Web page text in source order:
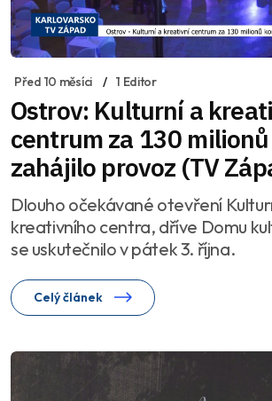
Před 10 měsíci 1 Editor
Ostrov: Kulturní a
centrum za 130
zahájilo provoz (TV
Dlouho očekávané otevření
kreativního centra, dříve Domu
se uskutečnilo v pátek 3. října.
Celý článek